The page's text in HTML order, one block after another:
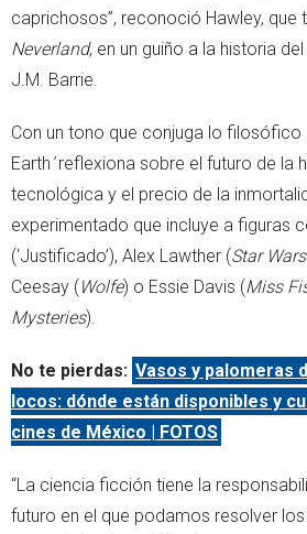
caprichosos”, reconoció Hawley, que
Neverland, en un guiño a la historia
J.M. Barrie.
Con un tono que conjuga lo filosófico
Earth reflexiona sobre el futuro de la
tecnológica y el precio de la
experimentado que incluye a figuras
(‘Justificado’), Alex Lawther (Star
Ceesay ( Wolfe) o Essie Davis (Miss
Mysteries).
No te pierdas: Vasos y palomeras
locos: dónde están disponibles y
cines de México | FOTOS
“La ciencia ficción tiene la
futuro en el que podamos resolver